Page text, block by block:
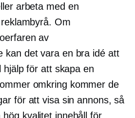
arbeta med en
Om
av
kan det vara en bra idé att
hjälp för att skapa en
omkring kommer de
för att visa sin annons, så
hög kvalitet innehåll för